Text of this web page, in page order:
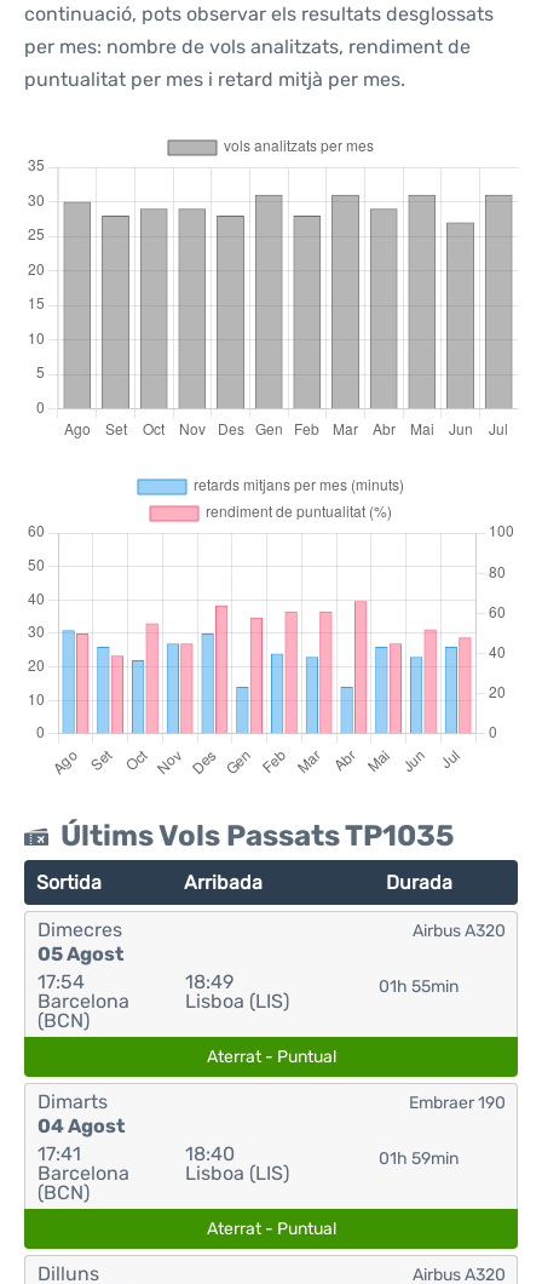
continuació, pots observar els resultats desglossats
per mes: nombre de vols analitzats, rendiment de
puntualitat per mes i retard mitjà per mes.
Últims Vols Passats TP1035
Sortida Arribada Durada
Dimecres
05 Agost
17:54
Barcelona
(BCN)
18:49
Lisboa (LIS)
01h 55min
Airbus A320
Aterrat - Puntual
Dimarts
04 Agost
17:41
Barcelona
(BCN)
18:40
Lisboa (LIS)
01h 59min
Embraer 190
Aterrat - Puntual
Dilluns
Airbus A320